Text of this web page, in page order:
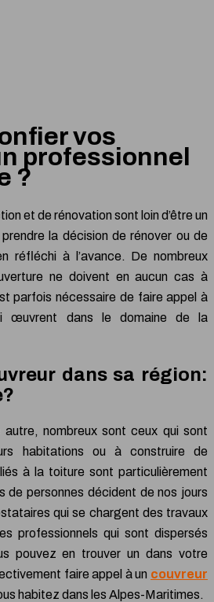
vos
professionnel
?
et de rénovation sont loin d’être un
la décision de rénover ou de
réfléchi à l’avance. De nombreux
ne doivent en aucun cas à
parfois nécessaire de faire appel à
œuvrent dans le domaine de la
dans sa région:
autre, nombreux sont ceux qui sont
habitations ou à construire de
à la toiture sont particulièrement
de personnes décident de nos jours
qui se chargent des travaux
professionnels qui sont dispersés
pouvez en trouver un dans votre
faire appel à un couvreur
habitez dans les Alpes-Maritimes.